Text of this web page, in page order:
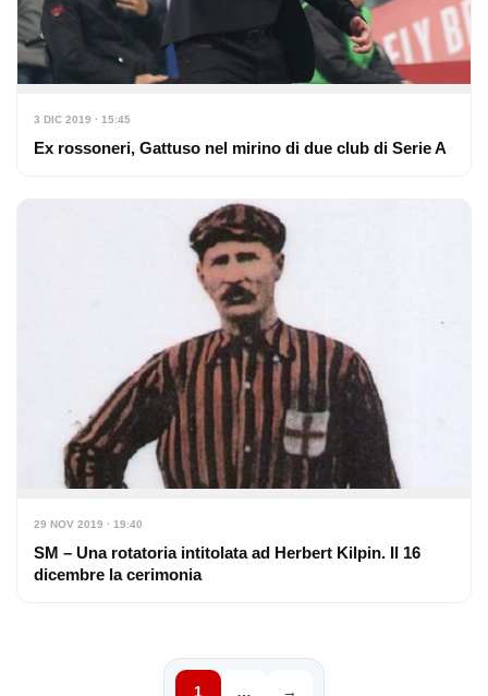
3 DIC 2019 · 15:45
Ex rossoneri, Gattuso nel mirino di due club di Serie A
29 NOV 2019 · 19:40
SM – Una rotatoria intitolata ad Herbert Kilpin. Il 16
dicembre la cerimonia
1 … →